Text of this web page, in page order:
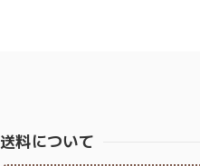
送料について